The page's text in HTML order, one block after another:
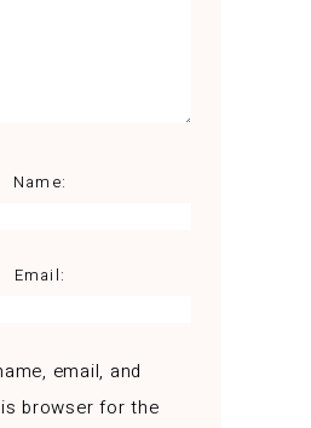
Name:
Email:
email, and
browser for the